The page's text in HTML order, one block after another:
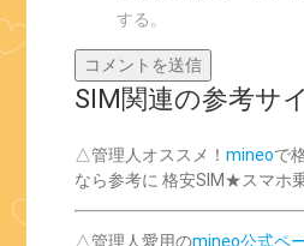
する。
SIM関連の参考サ
△管理人オススメ！mineoで
なら参考に 格安SIM★スマホ
△管理人愛用のmineo公式ペ